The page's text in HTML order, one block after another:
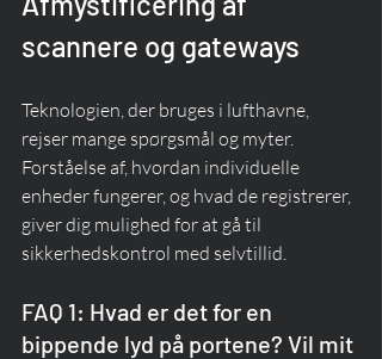
scannere og gateways
Teknologien, der bruges i lufthavne,
rejser mange spørgsmål og myter.
Forståelse af, hvordan individuelle
enheder fungerer, og hvad de registrerer,
giver dig mulighed for at gå til
sikkerhedskontrol med selvtillid.
FAQ 1: Hvad er det for en
bippende lyd på portene? Vil mit